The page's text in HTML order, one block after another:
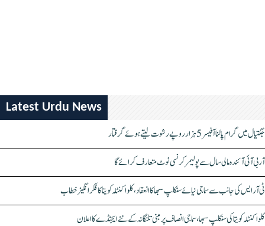
Latest Urdu News
جگتیال میں گرام پالنا آفیسر 5 ہزار روپے رشوت لیتے ہوئے گرفتار
آر بی آئی آئندہ مالی سال سے پولیمر کرنسی نوٹ متعارف کرائے گا
ٹی آر ایس کی جانب سے سماجی نیائے سنکلپ سبھا کا انعقاد، کلواکنٹلہ کویتا کا فکر انگیز خطاب
کلواکنٹلہ کویتا کی سنکلپ سبھا، سماجی انصاف پر مبنی تلنگانہ کے نئے ایجنڈے کا اعلان